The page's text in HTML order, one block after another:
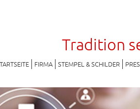
Tradition
FIRMA STEMPEL & SCHILDER